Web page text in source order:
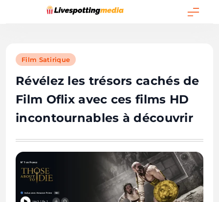
Film Satirique
Révélez les trésors cachés de
Film Oflix avec ces films HD
incontournables à découvrir